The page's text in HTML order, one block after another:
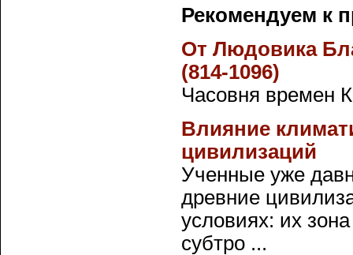
Рекомендуем к
От Людовика
(814-1096)
Часовня времен
Влияние
цивилизаций
Ученные уже
древние
условиях: их
субтро ...